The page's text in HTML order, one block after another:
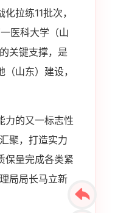
拉练11批次，
医科大学（山
关键支撑，是
山东）建设，
力的又一标志性
聚，打造实力
保量完成各类紧
局局长马立新